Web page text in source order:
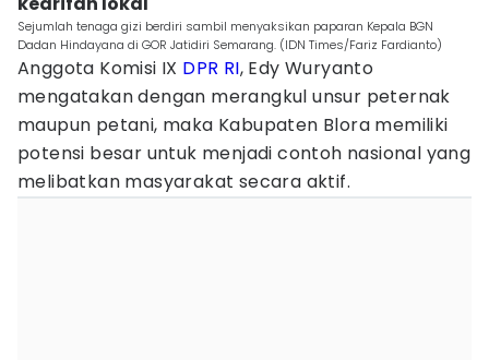
Sejumlah tenaga gizi berdiri sambil menyaksikan paparan Kepala BGN
Dadan Hindayana di GOR Jatidiri Semarang. (IDN Times/Fariz Fardianto)
Anggota Komisi IX DPR RI, Edy Wuryanto
mengatakan dengan merangkul unsur peternak
maupun petani, maka Kabupaten Blora memiliki
potensi besar untuk menjadi contoh nasional yang
melibatkan masyarakat secara aktif.